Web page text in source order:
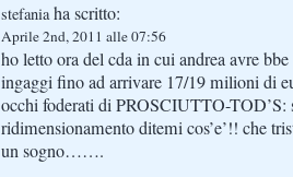
stefaniaha scritto:
Aprile 2nd, 2011 alle 07:56
ho letto ora del cda in cui andrea avre
ingaggi fino ad arrivare 17/19 milioni di
occhi foderati di PROSCIUTTO-TOD’S:
ridimensionamento ditemi cos’e’!! che
un sogno…….